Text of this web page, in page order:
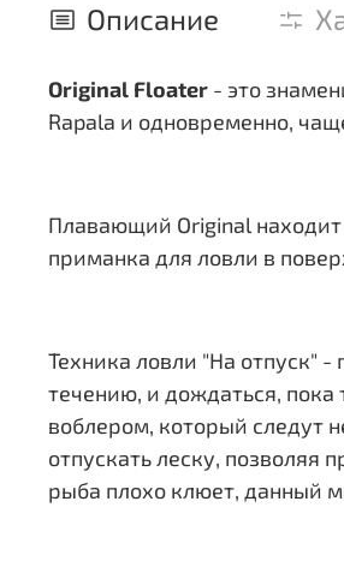
Описание
Original Floater - это
Rapala и одновременно,
Плавающий Original находит
приманка для ловли в
Техника ловли "На отпуск"
течению, и дождаться, пока
воблером, который следут
отпускать леску, позволяя
рыба плохо клюет, данный